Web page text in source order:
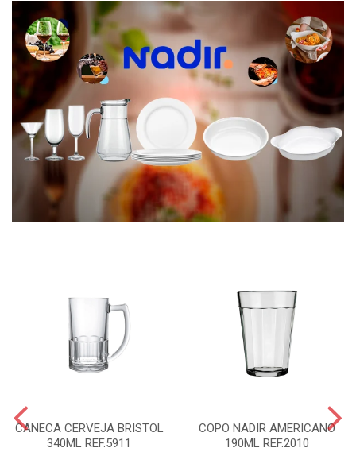
CANECA CERVEJA BRISTOL
340ML REF.5911
COPO NADIR AMERICANO
190ML REF.2010